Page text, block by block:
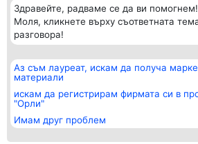
Здравейте, радваме се да ви
Моля, кликнете върху съответната
разговора!
Аз съм лауреат, искам да получа
материали
искам да регистрирам фирмата си в
"Орли"
Имам друг проблем
Организатор на
класиране
BulevardulAleea Timișul De
Sus Nr. 2, Bl. A30, Sc. A, Et.
4, Ap. 13
București 53-238
Класация
всички
Статут/Устав